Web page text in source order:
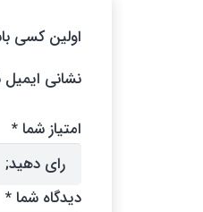
اولین کسی
نشانی
امتیاز شما *
دیدگاه شما *